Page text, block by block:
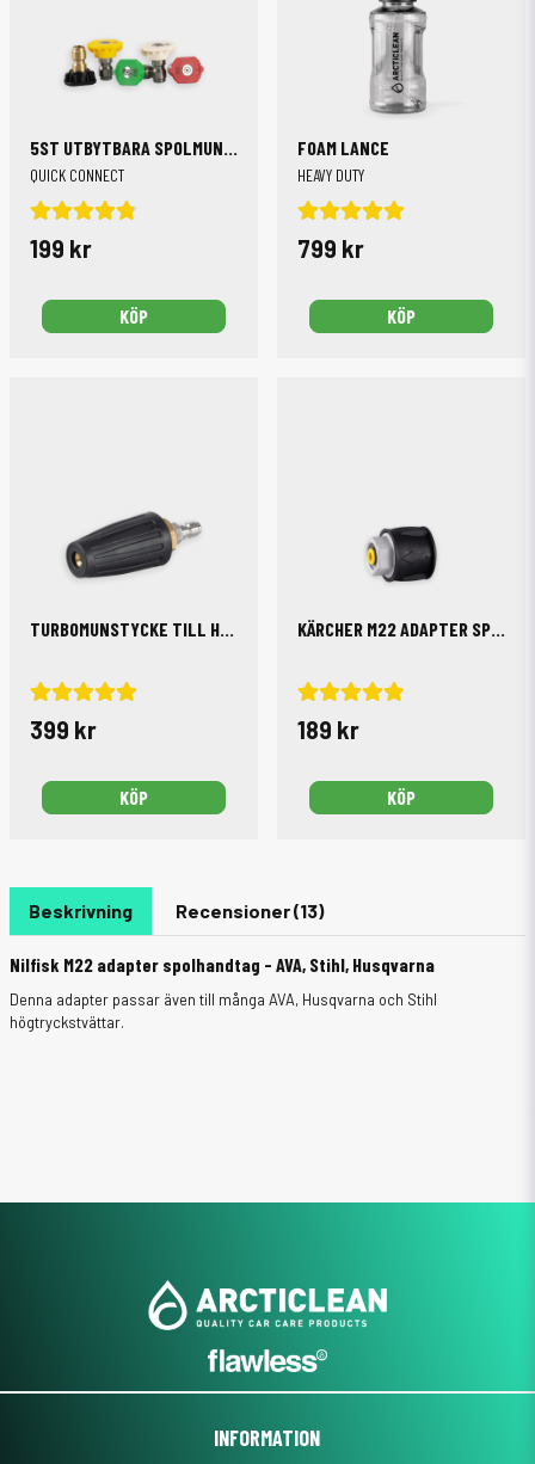
Beskrivning Recensioner (13)
Nilfisk M22 adapter spolhandtag - AVA, Stihl, Husqvarna
Denna adapter passar även till många AVA, Husqvarna och Stihl
högtryckstvättar.
5ST UTBYTBARA SPOLMUNSTYCKEN
QUICK CONNECT
199 kr
KÖP
FOAM LANCE
HEAVY DUTY
799 kr
KÖP
TURBOMUNSTYCKE TILL HÖGTRYCKSTVÄTT
399 kr
KÖP
KÄRCHER M22 ADAPTER SPOLHANDTAG
189 kr
KÖP
INFORMATION